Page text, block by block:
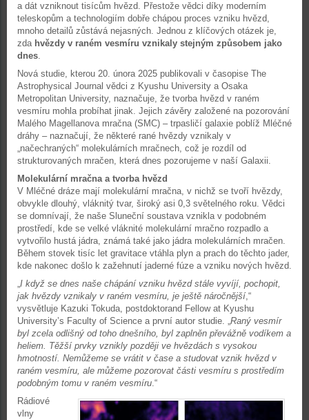
a dát vzniknout tisícům hvězd. Přestože vědci díky moderním
teleskopům a technologiím dobře chápou proces vzniku hvězd,
mnoho detailů zůstává nejasných. Jednou z klíčových otázek je,
zda hvězdy v raném vesmíru vznikaly stejným způsobem jako
dnes.
Nová studie, kterou 20. února 2025 publikovali v časopise The
Astrophysical Journal vědci z Kyushu University a Osaka
Metropolitan University, naznačuje, že tvorba hvězd v raném
vesmíru mohla probíhat jinak. Jejich závěry založené na pozorování
Malého Magellanova mračna (SMC) – trpasličí galaxie poblíž Mléčné
dráhy – naznačují, že některé rané hvězdy vznikaly v
„načechraných“ molekulárních mračnech, což je rozdíl od
strukturovaných mračen, která dnes pozorujeme v naší Galaxii.
Molekulární mračna a tvorba hvězd
V Mléčné dráze mají molekulární mračna, v nichž se tvoří hvězdy,
obvykle dlouhý, vláknitý tvar, široký asi 0,3 světelného roku. Vědci
se domnívají, že naše Sluneční soustava vznikla v podobném
prostředí, kde se velké vláknité molekulární mračno rozpadlo a
vytvořilo hustá jádra, známá také jako jádra molekulárních mračen.
Během stovek tisíc let gravitace vtáhla plyn a prach do těchto jader,
kde nakonec došlo k zažehnutí jaderné fúze a vzniku nových hvězd.
„I když se dnes naše chápání vzniku hvězd stále vyvíjí, pochopit,
jak hvězdy vznikaly v raném vesmíru, je ještě náročnější,“
vysvětluje Kazuki Tokuda, postdoktorand Fellow at Kyushu
University’s Faculty of Science a první autor studie. „Raný vesmír
byl zcela odlišný od toho dnešního, byl zaplněn převážně vodíkem a
heliem. Těžší prvky vznikly později ve hvězdách s vysokou
hmotností. Nemůžeme se vrátit v čase a studovat vznik hvězd v
raném vesmíru, ale můžeme pozorovat části vesmíru s prostředím
podobným tomu v raném vesmíru.“
Rádiové
vlny